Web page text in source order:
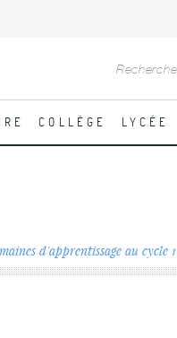
COLLÈGE LYCÉE
d'apprentissage au cycle 1